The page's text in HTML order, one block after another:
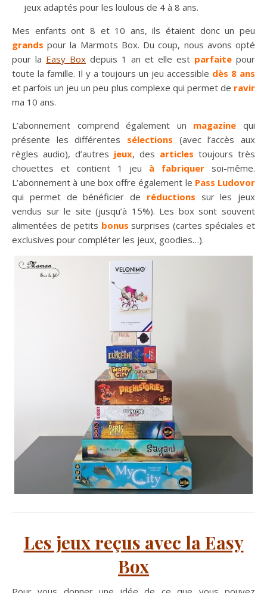
jeux adaptés pour les loulous de 4 à 8 ans.
Mes enfants ont 8 et 10 ans, ils étaient donc un peu
grands pour la Marmots Box. Du coup, nous avons opté
pour la Easy Box depuis 1 an et elle est parfaite pour
toute la famille. Il y a toujours un jeu accessible dès 8 ans
et parfois un jeu un peu plus complexe qui permet de ravir
ma 10 ans.
L’abonnement comprend également un magazinequi
présente les différentes sélections (avec l’accès aux
règles audio), d’autres jeux, des articles toujours très
chouettes et contient 1 jeu à fabriquer soi-même.
L’abonnement à une box offre également le Pass Ludovor
qui permet de bénéficier de réductions sur les jeux
vendus sur le site (jusqu’à 15%). Les box sont souvent
alimentées de petits bonus surprises (cartes spéciales et
exclusives pour compléter les jeux, goodies…).
Les jeux reçus avec la Easy
Box